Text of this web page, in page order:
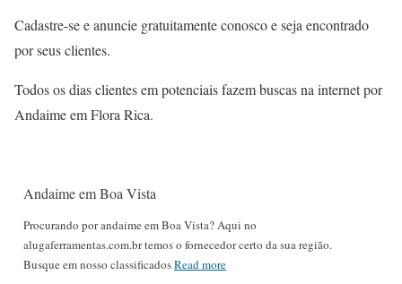
Cadastre-se e anuncie gratuitamente conosco e seja encontrado
por seus clientes.
Todos os dias clientes em potenciais fazem buscas na internet por
Andaime em Flora Rica.
Andaime em Boa Vista
Procurando por andaime em Boa Vista? Aqui no
alugaferramentas.com.br temos o fornecedor certo da sua região.
Busque em nosso classificadosRead more